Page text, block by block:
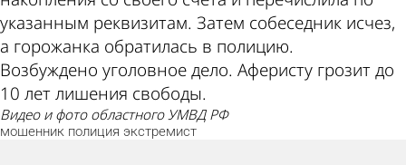
указанным реквизитам. Затем собеседник исчез,
а горожанка обратилась в полицию.
Возбуждено уголовное дело. Аферисту грозит до
10 лет лишения свободы.
видео и фото областного УМВД РФ
мошенник полиция экстремист